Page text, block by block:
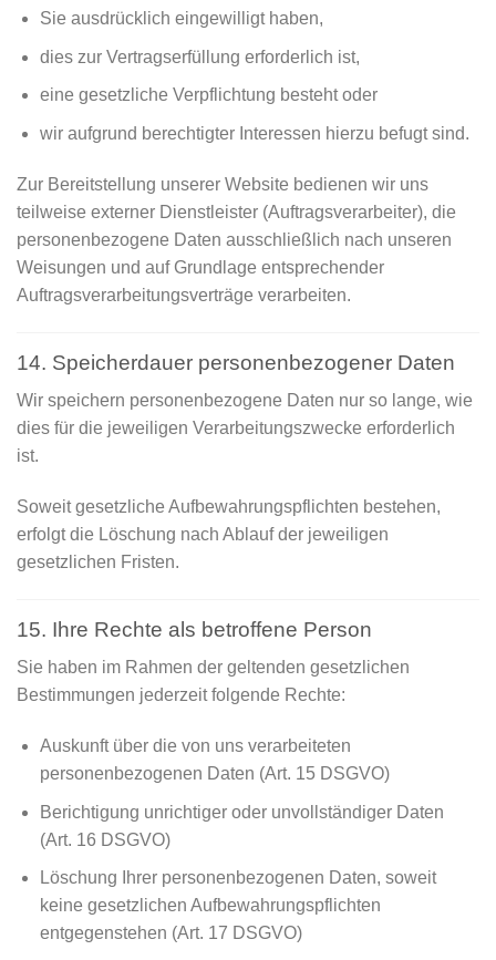
Sie ausdrücklich eingewilligt haben,
dies zur Vertragserfüllung erforderlich ist,
eine gesetzliche Verpflichtung besteht oder
wir aufgrund berechtigter Interessen hierzu befugt sind.
Zur Bereitstellung unserer Website bedienen wir uns
teilweise externer Dienstleister (Auftragsverarbeiter), die
personenbezogene Daten ausschließlich nach unseren
Weisungen und auf Grundlage entsprechender
Auftragsverarbeitungsverträge verarbeiten.
14. Speicherdauer personenbezogener Daten
Wir speichern personenbezogene Daten nur so lange, wie
dies für die jeweiligen Verarbeitungszwecke erforderlich
ist.
Soweit gesetzliche Aufbewahrungspflichten bestehen,
erfolgt die Löschung nach Ablauf der jeweiligen
gesetzlichen Fristen.
15. Ihre Rechte als betroffene Person
Sie haben im Rahmen der geltenden gesetzlichen
Bestimmungen jederzeit folgende Rechte:
Auskunft über die von uns verarbeiteten
personenbezogenen Daten (Art. 15 DSGVO)
Berichtigung unrichtiger oder unvollständiger Daten
(Art. 16 DSGVO)
Löschung Ihrer personenbezogenen Daten, soweit
keine gesetzlichen Aufbewahrungspflichten
entgegenstehen (Art. 17 DSGVO)